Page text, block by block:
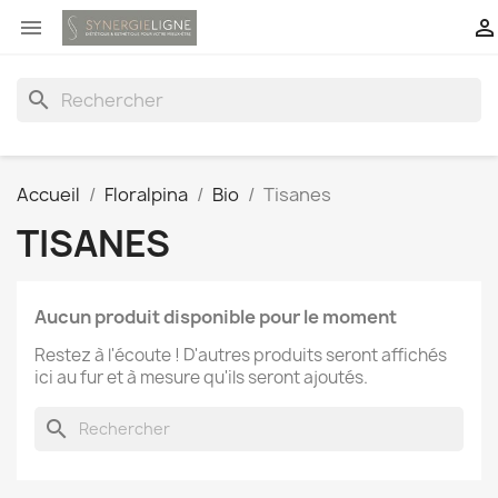
 
search
Accueil Floralpina Bio Tisanes
TISANES
Aucun produit disponible pour le moment
Restez à l'écoute ! D'autres produits seront affichés
ici au fur et à mesure qu'ils seront ajoutés.
search